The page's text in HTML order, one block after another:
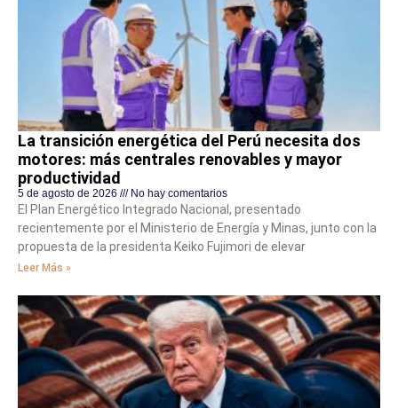
La transición energética del Perú necesita dos
motores: más centrales renovables y mayor
productividad
5 de agosto de 2026 No hay comentarios
El Plan Energético Integrado Nacional, presentado
recientemente por el Ministerio de Energía y Minas, junto con la
propuesta de la presidenta Keiko Fujimori de elevar
Leer Más »